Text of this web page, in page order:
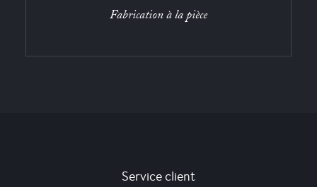
Fabrication à la pièce
Service client